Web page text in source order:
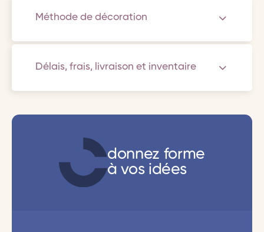
Méthode de décoration
Délais, frais, livraison et inventaire
donnez forme
à vos idées